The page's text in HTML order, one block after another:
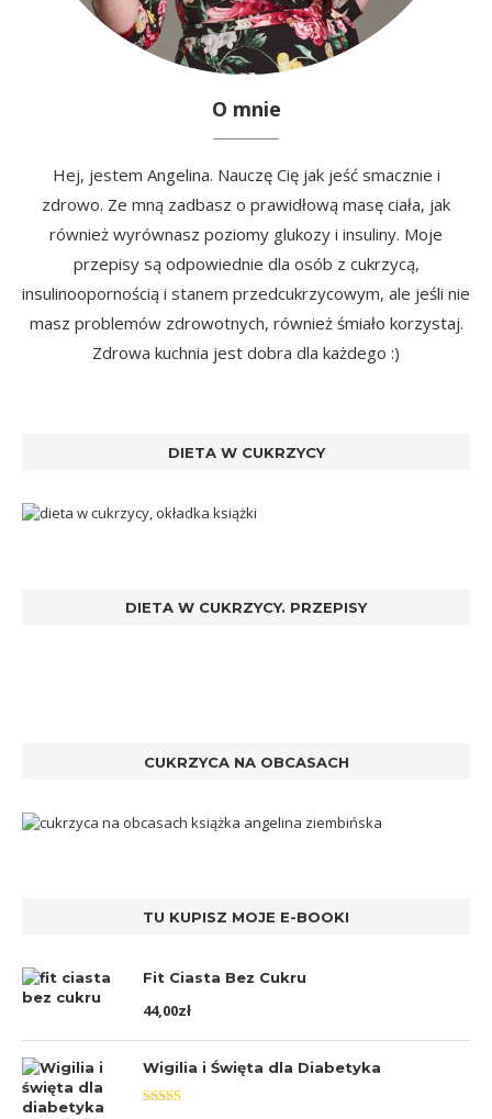
O mnie
Hej, jestem Angelina. Nauczę Cię jak jeść smacznie i
zdrowo. Ze mną zadbasz o prawidłową masę ciała, jak
również wyrównasz poziomy glukozy i insuliny. Moje
przepisy są odpowiednie dla osób z cukrzycą,
insulinoopornością i stanem przedcukrzycowym, ale jeśli nie
masz problemów zdrowotnych, również śmiało korzystaj.
Zdrowa kuchnia jest dobra dla każdego :)
DIETA W CUKRZYCY
DIETA W CUKRZYCY. PRZEPISY
CUKRZYCA NA OBCASACH
TU KUPISZ MOJE E-BOOKI
Fit Ciasta Bez Cukru
44,00zł
Wigilia i Święta dla Diabetyka